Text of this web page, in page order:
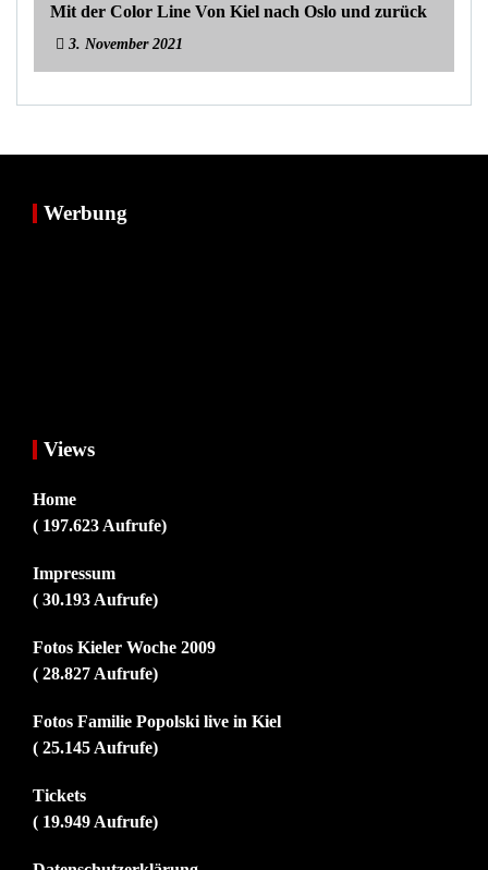
Mit der Color Line Von Kiel nach Oslo und zurück
3. November 2021
Werbung
Views
Home
( 197.623 Aufrufe)
Impressum
( 30.193 Aufrufe)
Fotos Kieler Woche 2009
( 28.827 Aufrufe)
Fotos Familie Popolski live in Kiel
( 25.145 Aufrufe)
Tickets
( 19.949 Aufrufe)